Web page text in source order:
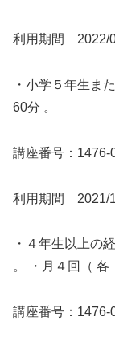
利用期間 2022/
・小学５年生ま
60分 。
講座番号：1476-
利用期間 2021/
・４年生以上の
。 ・月４回（ 各
講座番号：1476-